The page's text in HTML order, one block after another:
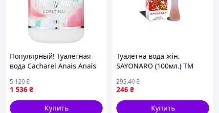
Популярный! Туалетная
вода Cacharel Anais Anais
мл (3360373718399) -
Лучшее качество только
на
1 536 ₴
5 120₴
Купить
Туалетна вода жін.
SAYONARO (100мл.) ТМ
246 ₴
295.40₴
Купить